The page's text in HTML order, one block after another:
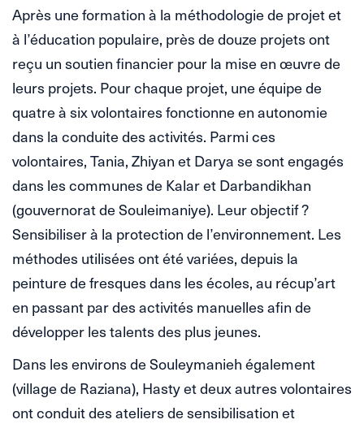
Après une formation à la méthodologie de projet et
à l’éducation populaire, près de douze projets ont
reçu un soutien financier pour la mise en œuvre de
leurs projets. Pour chaque projet, une équipe de
quatre à six volontaires fonctionne en autonomie
dans la conduite des activités. Parmi ces
volontaires, Tania, Zhiyan et Darya se sont engagés
dans les communes de Kalar et Darbandikhan
(gouvernorat de Souleimaniye). Leur objectif ?
Sensibiliser à la protection de l’environnement. Les
méthodes utilisées ont été variées, depuis la
peinture de fresques dans les écoles, au récup’art
en passant par des activités manuelles afin de
développer les talents des plus jeunes.
Dans les environs de Souleymanieh également
(village de Raziana), Hasty et deux autres volontaires
ont conduit des ateliers de sensibilisation et